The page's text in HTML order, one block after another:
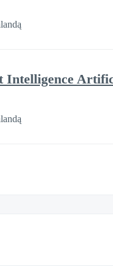
Intelligence